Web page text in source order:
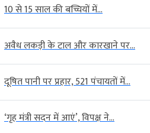
10 से 15 साल की बच्चियों में...
अवैध लकड़ी के टाल और कारखाने पर...
दूषित पानी पर प्रहार, 521 पंचायतों में...
‘गृह मंत्री सदन में आएं’, विपक्ष ने...